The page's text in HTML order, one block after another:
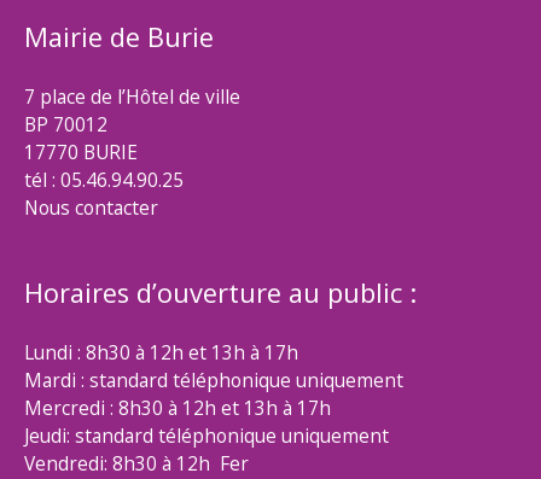
Mairie de Burie
7 place de l’Hôtel de ville
BP 70012
17770 BURIE
tél : 05.46.94.90.25
Nous contacter
Horaires d’ouverture au public :
Lundi : 8h30 à 12h et 13h à 17h
Mardi : standard téléphonique uniquement
Mercredi : 8h30 à 12h et 13h à 17h
Jeudi: standard téléphonique uniquement
Vendredi: 8h30 à 12h Fer